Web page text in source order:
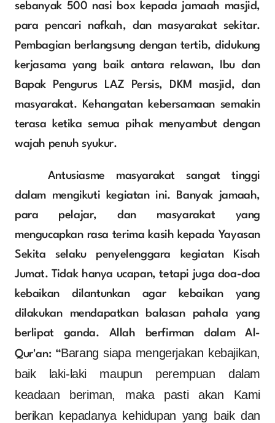
sebanyak 500 nasi box kepada jamaah masjid,
para pencari nafkah, dan masyarakat sekitar.
Pembagian berlangsung dengan tertib, didukung
kerjasama yang baik antara relawan, Ibu dan
Bapak Pengurus LAZ Persis, DKM masjid, dan
masyarakat. Kehangatan kebersamaan semakin
terasa ketika semua pihak menyambut dengan
wajah penuh syukur.
dalam mengikuti kegiatan ini. Banyak jamaah,
para pelajar, dan masyarakat yang
mengucapkan rasa terima kasih kepada Yayasan
Sekita selaku penyelenggara kegiatan Kisah
Jumat. Tidak hanya ucapan, tetapi juga doa-doa
kebaikan dilantunkan agar kebaikan yang
dilakukan mendapatkan balasan pahala yang
berlipat ganda. Allah berfirman dalam Al-
Qur'an: “Barang siapa mengerjakan kebajikan,
baik laki-laki maupun perempuan dalam
keadaan beriman, maka pasti akan Kami
berikan kepadanya kehidupan yang baik dan